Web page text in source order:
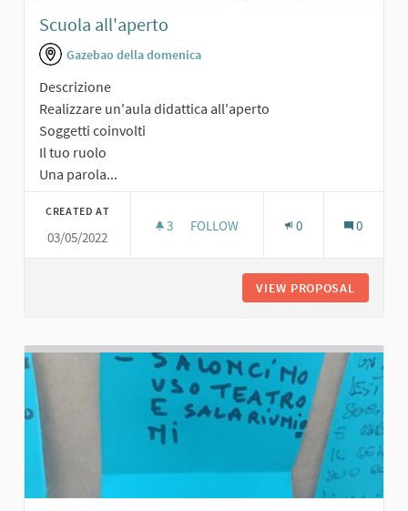
Scuola all'aperto
Gazebao della domenica
Descrizione
Realizzare un'aula didattica all'aperto
Soggetti coinvolti
Il tuo ruolo
Una parola...
CREATED AT
03/05/2022
3 3 FOLLOWERS
FOLLOW 0 0
VIEW PROPOSAL